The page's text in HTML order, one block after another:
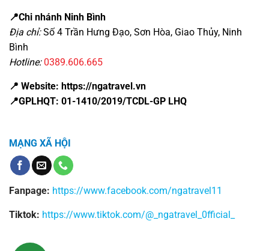
📍Chi nhánh Ninh Bình
Địa chỉ:Số 4 Trần Hưng Đạo, Sơn Hòa, Giao Thủy, Ninh
Bình
Hotline:0389.606.665
📍 Website: https://ngatravel.vn
📍GPLHQT: 01-1410/2019/TCDL-GP LHQ
MẠNG XÃ HỘI
Fanpage: https://www.facebook.com/ngatravel11
Tiktok: https://www.tiktok.com/@_ngatravel_0fficial_